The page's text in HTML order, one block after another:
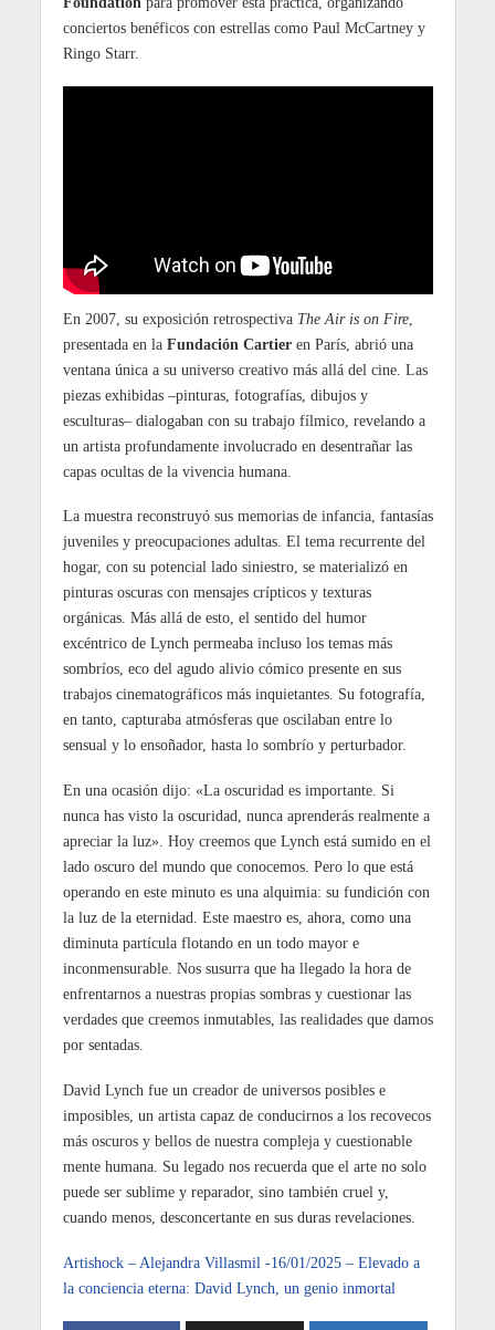
conciertos benéficos con estrellas como Paul McCartney y
Ringo Starr.
En 2007, su exposición retrospectiva The Air is on Fire,
presentada en la Fundación Cartieren París, abrió una
ventana única a su universo creativo más allá del cine. Las
piezas exhibidas –pinturas, fotografías, dibujos y
esculturas– dialogaban con su trabajo fílmico, revelando a
un artista profundamente involucrado en desentrañar las
capas ocultas de la vivencia humana.
La muestra reconstruyó sus memorias de infancia, fantasías
juveniles y preocupaciones adultas. El tema recurrente del
hogar, con su potencial lado siniestro, se materializó en
pinturas oscuras con mensajes crípticos y texturas
orgánicas. Más allá de esto, el sentido del humor
excéntrico de Lynch permeaba incluso los temas más
sombríos, eco del agudo alivio cómico presente en sus
trabajos cinematográficos más inquietantes. Su fotografía,
en tanto, capturaba atmósferas que oscilaban entre lo
sensual y lo ensoñador, hasta lo sombrío y perturbador.
En una ocasión dijo: «La oscuridad es importante. Si
nunca has visto la oscuridad, nunca aprenderás realmente a
apreciar la luz». Hoy creemos que Lynch está sumido en el
lado oscuro del mundo que conocemos. Pero lo que está
operando en este minuto es una alquimia: su fundición con
la luz de la eternidad. Este maestro es, ahora, como una
diminuta partícula flotando en un todo mayor e
inconmensurable. Nos susurra que ha llegado la hora de
enfrentarnos a nuestras propias sombras y cuestionar las
verdades que creemos inmutables, las realidades que damos
por sentadas.
David Lynch fue un creador de universos posibles e
imposibles, un artista capaz de conducirnos a los recovecos
más oscuros y bellos de nuestra compleja y cuestionable
mente humana. Su legado nos recuerda que el arte no solo
puede ser sublime y reparador, sino también cruel y,
cuando menos, desconcertante en sus duras revelaciones.
Artishock – Alejandra Villasmil -16/01/2025 – Elevado a
la conciencia eterna: David Lynch, un genio inmortal